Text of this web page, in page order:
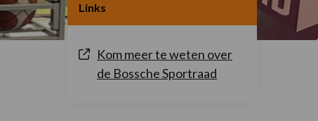
Links
Kom meer te weten over
de Bossche Sportraad